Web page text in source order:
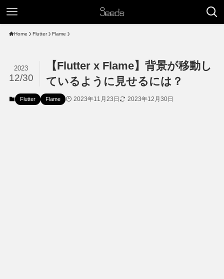
Home Flutter Flame
【Flutter x Flame】背景が移動し
ているように見せるには？
2023
12/30
Flutter Flame 2023年11月23日 2023年12月30日